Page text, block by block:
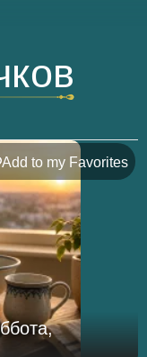
Add to my Favorites